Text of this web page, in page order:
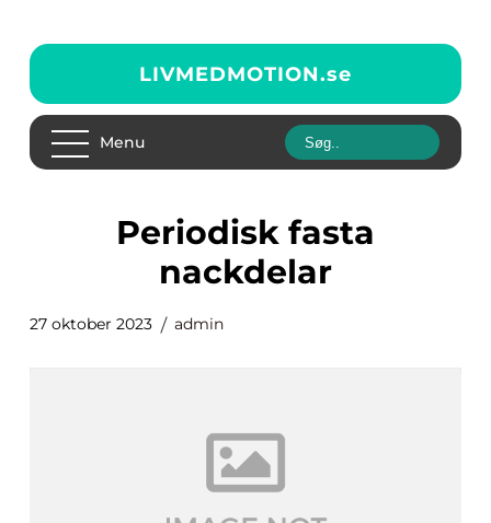
LIVMEDMOTION.se
Menu
periodisk fasta
nackdelar
27 oktober 2023 admin